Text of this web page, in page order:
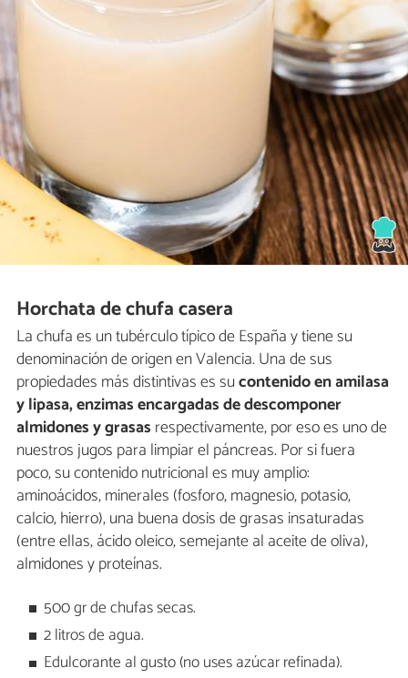
Horchata de chufa casera
La chufa es un tubérculo típico de España y tiene su
denominación de origen en Valencia. Una de sus
propiedades más distintivas es sucontenido en amilasa
y lipasa, enzimas encargadas de descomponer
almidones y grasas respectivamente, por eso es uno de
nuestros jugos para limpiar el páncreas. Por si fuera
poco, su contenido nutricional es muy amplio:
aminoácidos, minerales (fosforo, magnesio, potasio,
calcio, hierro), una buena dosis de grasas insaturadas
(entre ellas, ácido oleico, semejante al aceite de oliva),
almidones y proteínas.
500 gr de chufas secas.
2 litros de agua.
Edulcorante al gusto (no uses azúcar refinada).